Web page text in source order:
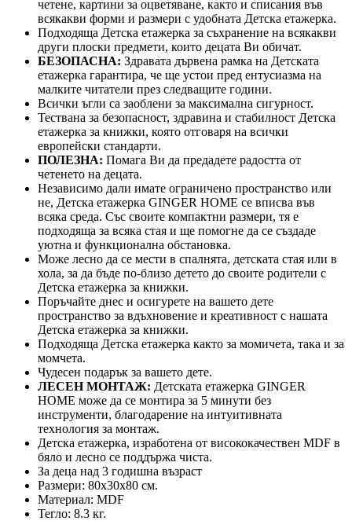
четене, картини за оцветяване, както и списания във
всякакви форми и размери с удобната Детска етажерка.
Подходяща Детска етажерка за съхранение на всякакви
други плоски предмети, които децата Ви обичат.
БЕЗОПАСНА: Здравата дървена рамка на Детската
етажерка гарантира, че ще устои пред ентусиазма на
малките читатели през следващите години.
Всички ъгли са заоблени за максимална сигурност.
Тествана за безопасност, здравина и стабилност Детска
етажерка за книжки, която отговаря на всички
европейски стандарти.
ПОЛЕЗНА: Помага Ви да предадете радостта от
четенето на децата.
Независимо дали имате ограничено пространство или
не, Детска етажерка GINGER HOME се вписва във
всяка среда. Със своите компактни размери, тя е
подходяща за всяка стая и ще помогне да се създаде
уютна и функционална обстановка.
Може лесно да се мести в спалнята, детската стая или в
хола, за да бъде по-близо детето до своите родители с
Детска етажерка за книжки.
Поръчайте днес и осигурете на вашето дете
пространство за вдъхновение и креативност с нашата
Детска етажерка за книжки.
Подходяща Детска етажерка както за момичета, така и за
момчета.
Чудесен подарък за вашето дете.
ЛЕСЕН МОНТАЖ: Детската етажерка GINGER
HOME може да се монтира за 5 минути без
инструменти, благодарение на интуитивната
технология за монтаж.
Детска етажерка, изработена от висококачествен MDF в
бяло и лесно се поддържа чиста.
За деца над 3 годишна възраст
Размери: 80х30х80 см.
Материал: MDF
Тегло: 8.3 кг.